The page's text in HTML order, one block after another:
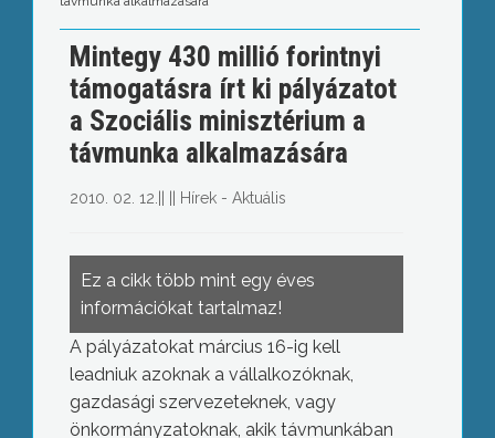
Mintegy 430 millió forintnyi
támogatásra írt ki pályázatot
a Szociális minisztérium a
távmunka alkalmazására
2010. 02. 12. Hírek - Aktuális
Ez a cikk több mint egy éves
információkat tartalmaz!
A pályázatokat március 16-ig kell
leadniuk azoknak a vállalkozóknak,
gazdasági szervezeteknek, vagy
önkormányzatoknak, akik távmunkában